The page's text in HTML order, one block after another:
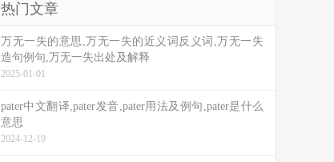
热门文章
万无一失的意思,万无一失的近义词反义词,万无一失
造句例句,万无一失出处及解释
2025-01-01
pater中文翻译,pater发音,pater用法及例句,pater是什么
意思
2024-12-19